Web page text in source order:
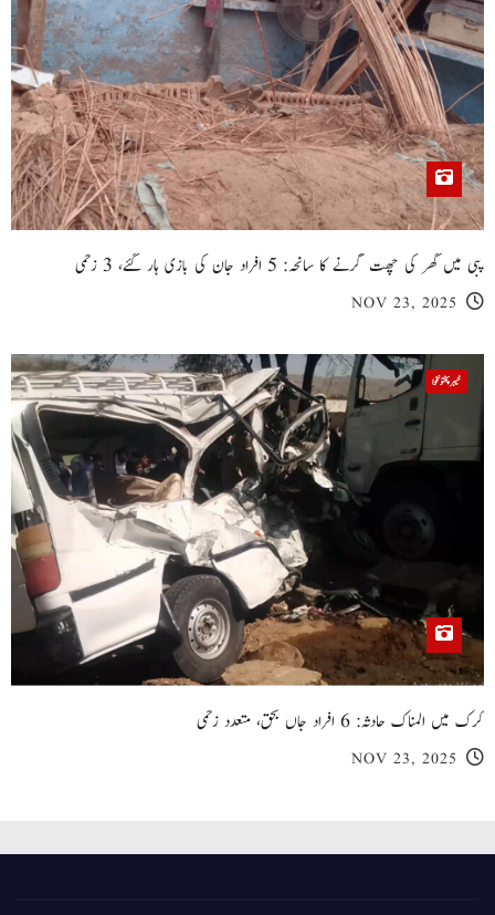
پبی میں گھر کی چھت گرنے کا سانحہ: 5 افراد جان کی بازی ہار گئے، 3 زخمی
NOV 23, 2025
خیبر پختونخوا
کرک میں المناک حادثہ: 6 افراد جاں بحق، متعدد زخمی
NOV 23, 2025